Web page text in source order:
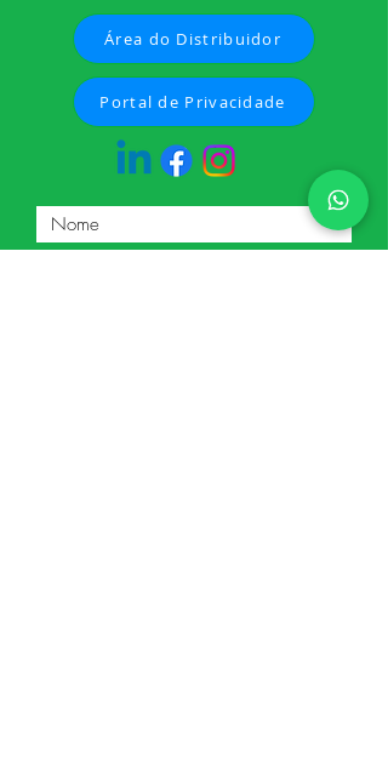
Área do Distribuidor
Portal de Privacidade